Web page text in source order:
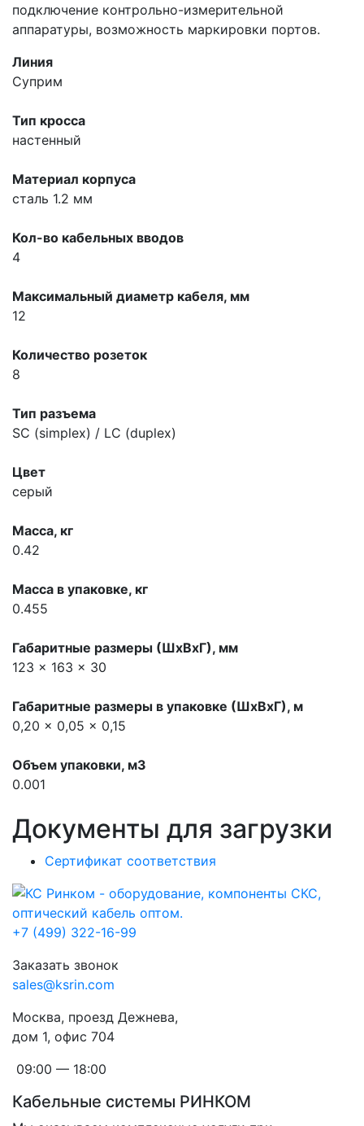
подключение контрольно-измерительной
аппаратуры, возможность маркировки портов.
Линия
Суприм
Тип кросса
настенный
Материал корпуса
сталь 1.2 мм
Кол-во кабельных вводов
4
Максимальный диаметр кабеля, мм
12
Количество розеток
8
Тип разъема
SC (simplex) / LC (duplex)
Цвет
серый
Масса, кг
0.42
Масса в упаковке, кг
0.455
Габаритные размеры (ШхВхГ), мм
123 x 163 x 30
Габаритные размеры в упаковке (ШхВхГ), м
0,20 x 0,05 x 0,15
Объем упаковки, м3
0.001
Документы для загрузки
Сертификат соответствия
+7 (499) 322-16-99
Заказать звонок
sales@ksrin.com
Москва, проезд Дежнева,
дом 1, офис 704
09:00 — 18:00
Кабельные системы РИНКОМ